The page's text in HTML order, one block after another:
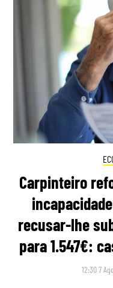
Carpinteiro
recusar-lhe
para 1.547€:
12:30 7